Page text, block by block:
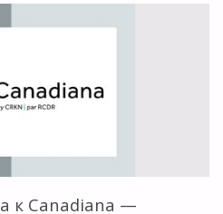
к Canadiana —